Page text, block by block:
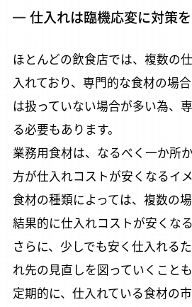
仕入れは臨機応変に対策を
ほとんどの飲食店では、複数の
入れており、専門的な食材の場
は扱っていない場合が多い為、
る必要もあります。
業務用食材は、なるべく一か所
方が仕入れコストが安くなるイ
食材の種類によっては、複数の
結果的に仕入れコストが安くな
さらに、少しでも安く仕入れる
れ先の見直しを図っていくことも
定期的に、仕入れている食材の